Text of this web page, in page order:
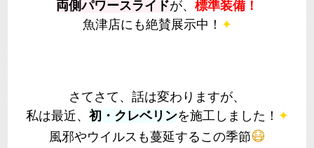
両側パワースライドが、 標準装備！
魚津店にも絶賛展示中！ ✦
さてさて、話は変わりますが、
私は最近、 初・クレベリンを施工しました！ ✦
風邪やウイルスも蔓延するこの季節😷